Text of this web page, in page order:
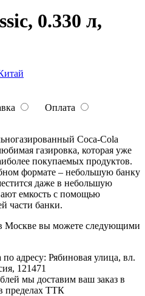
0.330 л,
Оплата
Coca-Cola
газировка, которая уже
покупаемых продуктов.
формате – небольшую банку
даже в небольшую
емкость с помощью
части банки.
Москве вы можете следующими
адресу: Рябиновая улица, вл.
121471
мы доставим ваш заказ в
пределах ТТК